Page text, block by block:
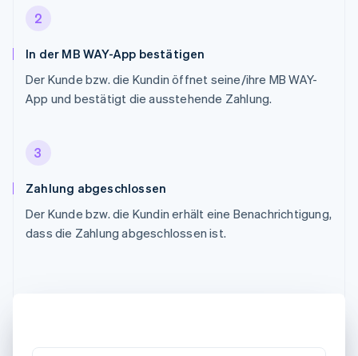
2
In der MB WAY-App bestätigen
Der Kunde bzw. die Kundin öffnet seine/ihre MB WAY-
App und bestätigt die ausstehende Zahlung.
3
Zahlung abgeschlossen
Der Kunde bzw. die Kundin erhält eine Benachrichtigung,
dass die Zahlung abgeschlossen ist.